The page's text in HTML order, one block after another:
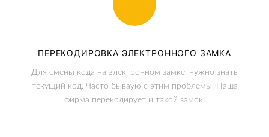
ПЕРЕКОДИРОВКА ЭЛЕКТРОННОГО ЗАМКА
Для смены кода на электронном замке, нужно знать
текущий код. Часто бываую с этим проблемы. Наша
фирма перекодирует и такой замок.